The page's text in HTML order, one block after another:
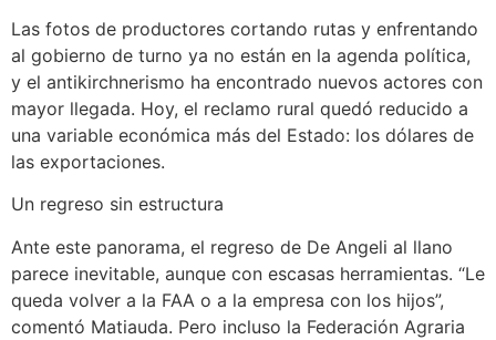
Las fotos de productores cortando rutas y enfrentando
al gobierno de turno ya no están en la agenda política,
y el antikirchnerismo ha encontrado nuevos actores con
mayor llegada. Hoy, el reclamo rural quedó reducido a
una variable económica más del Estado: los dólares de
las exportaciones.
Un regreso sin estructura
Ante este panorama, el regreso de De Angeli al llano
parece inevitable, aunque con escasas herramientas. “Le
queda volver a la FAA o a la empresa con los hijos”,
comentó Matiauda. Pero incluso la Federación Agraria